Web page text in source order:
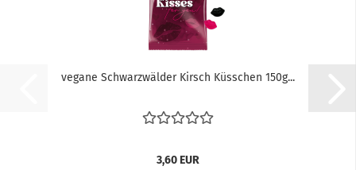
vegane Schwarzwälder Kirsch Küsschen 150g...
3,60 EUR